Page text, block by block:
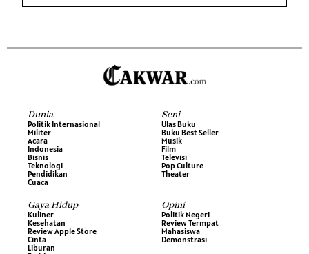
Dunia
Politik Internasional
Militer
Acara
Indonesia
Bisnis
Teknologi
Pendidikan
Cuaca
Seni
Ulas Buku
Buku Best Seller
Musik
Film
Televisi
Pop Culture
Theater
Gaya Hidup
Kuliner
Kesehatan
Review Apple Store
Cinta
Liburan
Opini
Politik Negeri
Review Termpat
Mahasiswa
Demonstrasi